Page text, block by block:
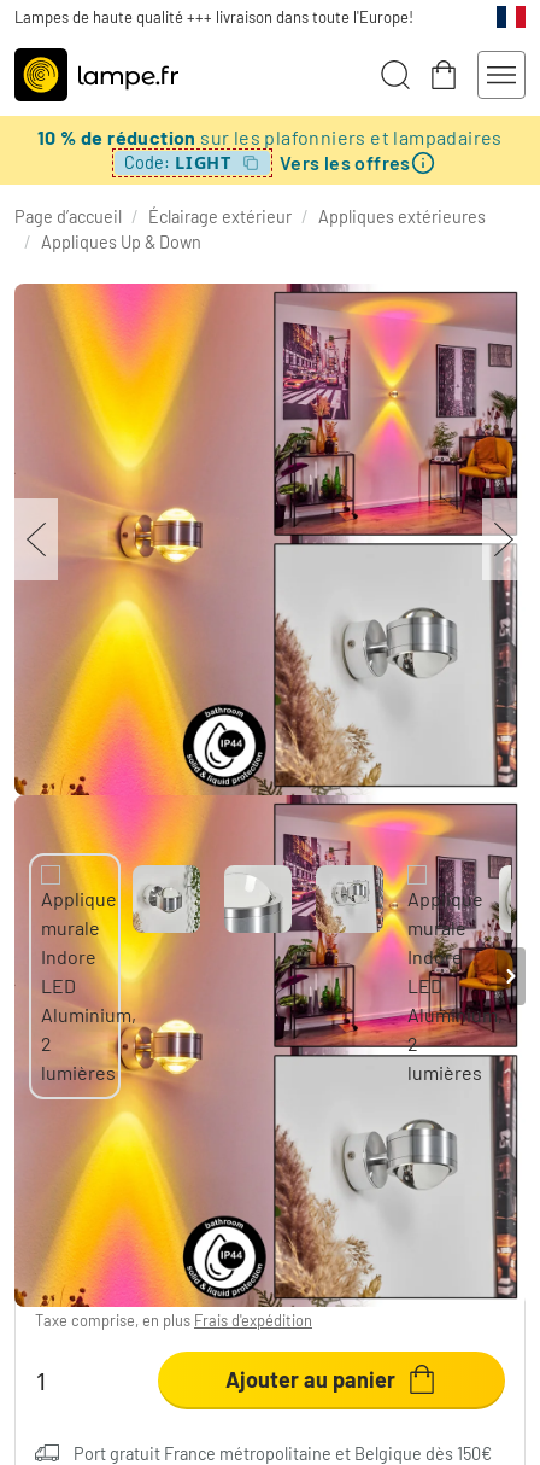
Lampes de haute qualité +++ livraison dans toute l'Europe!
10 % de réduction sur les plafonniers et lampadaires
Code: LIGHT Vers les offres
Page d’accueil / Éclairage extérieur / Appliques extérieures
/ Appliques Up & Down
Applique murale Indore LED Aluminium, 2
lumières
-42% 77,99 €
Vous économisez 57,00 € PVC:134,99 €
Taxe comprise, en plus Frais d'expédition
Ajouter au panier
Port gratuit France métropolitaine et Belgique dès 150€